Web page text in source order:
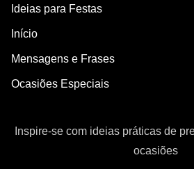
Ideias para Festas
Início
Mensagens e Frases
Ocasiões Especiais
Inspire-se com ideias práticas de
ocasiões